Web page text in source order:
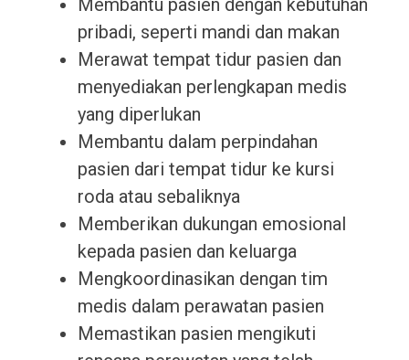
Membantu pasien dengan kebutuhan
pribadi, seperti mandi dan makan
Merawat tempat tidur pasien dan
menyediakan perlengkapan medis
yang diperlukan
Membantu dalam perpindahan
pasien dari tempat tidur ke kursi
roda atau sebaliknya
Memberikan dukungan emosional
kepada pasien dan keluarga
Mengkoordinasikan dengan tim
medis dalam perawatan pasien
Memastikan pasien mengikuti